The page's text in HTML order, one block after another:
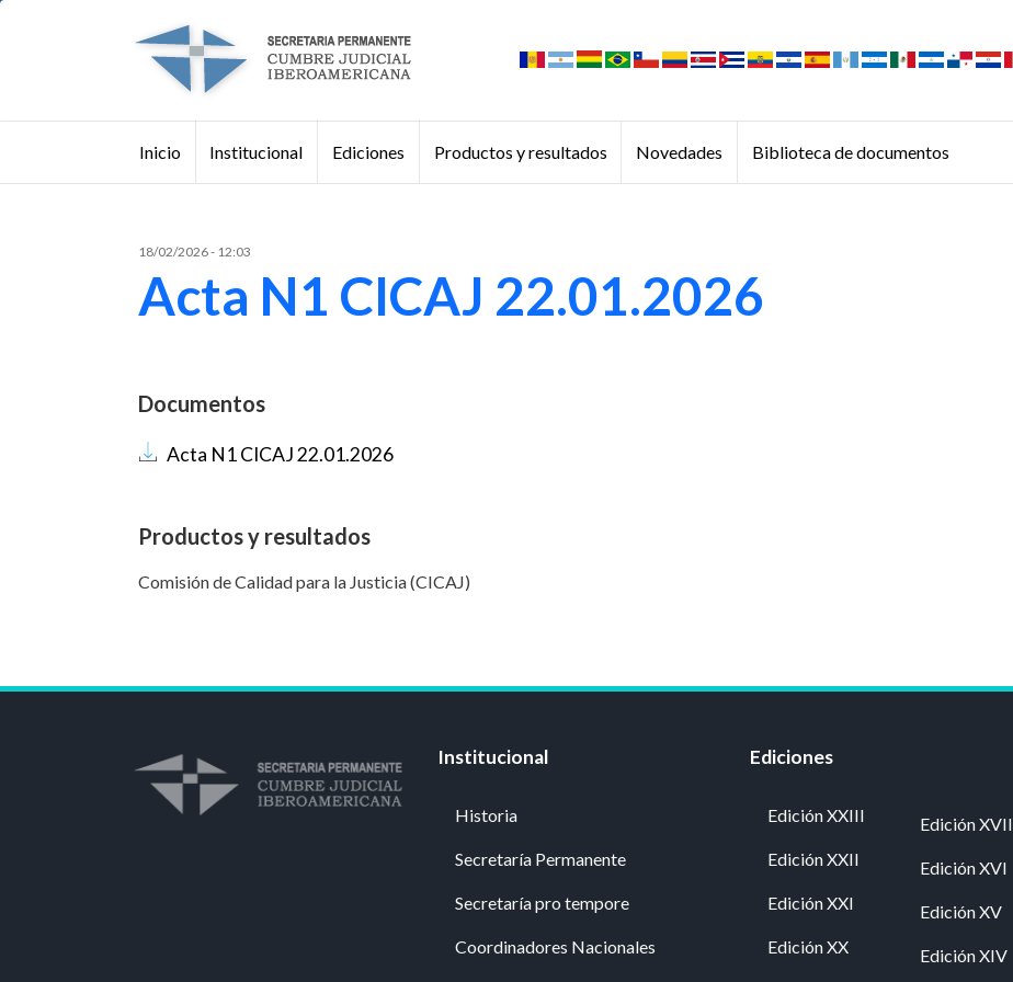
Buscar
Inicio Institucional Ediciones Productos y resultados Novedades Biblioteca de documentos
18/02/2026 - 12:03
Acta N1 CICAJ 22.01.2026
Documentos
Documento
Acta N1 CICAJ 22.01.2026
Productos y resultados
Comisión de Calidad para la Justicia (CICAJ)
Institucional
Historia
Secretaría Permanente
Secretaría pro tempore
Coordinadores Nacionales
Ediciones
Edición XXIII
Edición XXII
Edición XXI
Edición XX
Edición XVII
Edición XVI
Edición XV
Edición XIV